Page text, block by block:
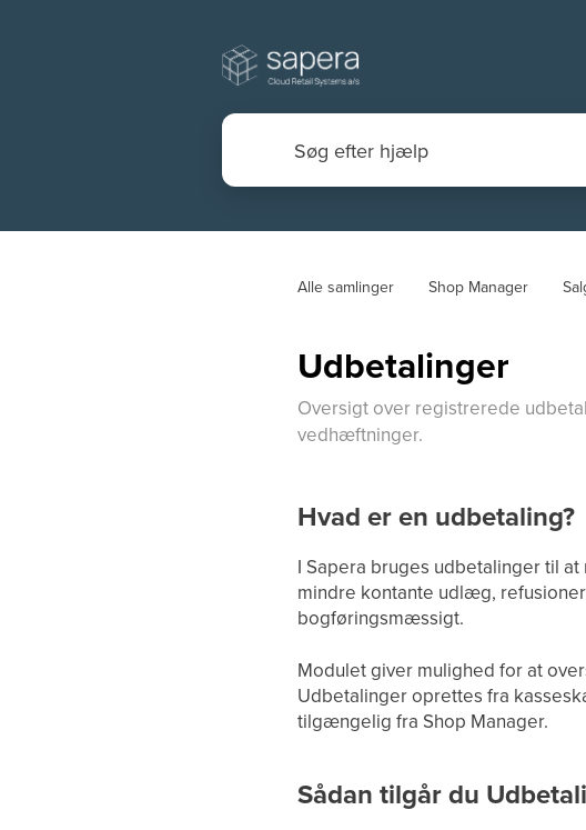
Alle samlinger Shop Manager
Udbetalinger
Oversigt over registrerede
vedhæftninger.
Hvad er en udbetaling?
I Sapera bruges udbetalinger til
mindre kontante udlæg,
bogføringsmæssigt.
Modulet giver mulighed for at
Udbetalinger oprettes fra
tilgængelig fra Shop Manager.
Sådan tilgår du